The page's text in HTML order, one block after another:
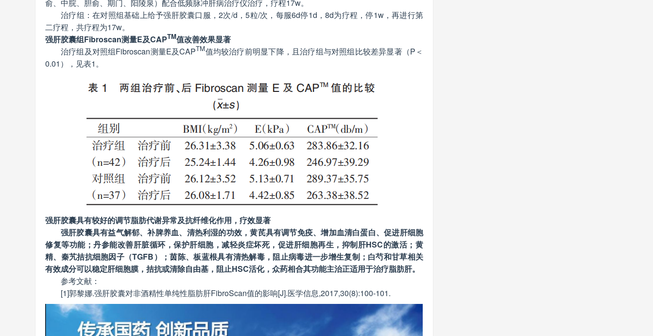
俞、中脘、胆俞、期门、阳陵泉）配合低频脉冲肝病治疗仪治疗，疗程17w。
治疗组：在对照组基础上给予强肝胶囊口服，2次/d，5粒/次，每服6d停1d，8d为疗程，停1w，再进行第
二疗程，共疗程为17w。
强肝胶囊组Fibroscan测量E及CAPTM值改善效果显著
治疗组及对照组Fibroscan测量E及CAPTM值均较治疗前明显下降，且治疗组与对照组比较差异显著（P＜
0.01），见表1。
强肝胶囊具有较好的调节脂肪代谢异常及抗纤维化作用，疗效显著
强肝胶囊具有益气解郁、补脾养血、清热利湿的功效，黄芪具有调节免疫、增加血清白蛋白、促进肝细胞
修复等功能；丹参能改善肝脏循环，保护肝细胞，减轻炎症坏死，促进肝细胞再生，抑制肝HSC的激活；黄
精、秦艽拮抗细胞因子（TGFB）；茵陈、板蓝根具有清热解毒，阻止病毒进一步增生复制；白芍和甘草相关
有效成分可以稳定肝细胞膜，拮抗或清除自由基，阻止HSC活化，众药相合其功能主治正适用于治疗脂肪肝。
参考文献：
[1]郭黎娜.强肝胶囊对非酒精性单纯性脂肪肝FibroScan值的影响[J].医学信息,2017,30(8):100-101.